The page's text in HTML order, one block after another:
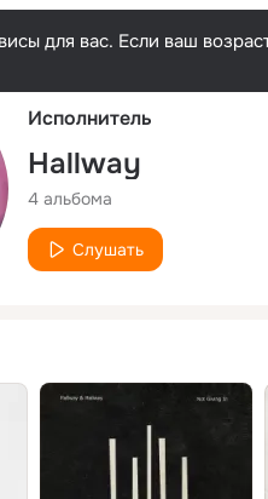
для вас. Если ваш
Исполнитель
Hallway
4 альбома
Слушать